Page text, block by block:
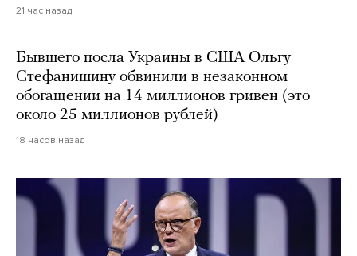
21 час назад
Бывшего посла Украины в США Ольгу
Стефанишину обвинили в незаконном
обогащении на 14 миллионов гривен (это
около 25 миллионов рублей)
18 часов назад